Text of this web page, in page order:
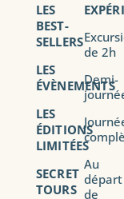
LES
BEST-
SELLERS
LES
ÉVÈNEMENTS
LES
ÉDITIONS
LIMITÉES
SECRET
TOURS
de 2h
Demi-
Au
départ
de